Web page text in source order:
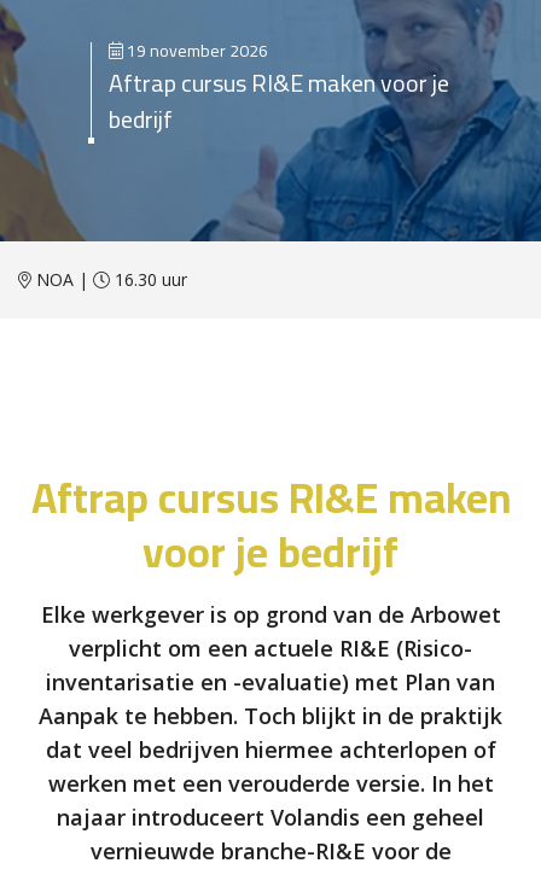
19 november 2026
Aftrap cursus RI&E maken voor je
bedrijf
NOA | 16.30 uur
Aftrap cursus RI&E maken
voor je bedrijf
Elke werkgever is op grond van de Arbowet
verplicht om een actuele RI&E (Risico-
inventarisatie en -evaluatie) met Plan van
Aanpak te hebben. Toch blijkt in de praktijk
dat veel bedrijven hiermee achterlopen of
werken met een verouderde versie. In het
najaar introduceert Volandis een geheel
vernieuwde branche-RI&E voor de